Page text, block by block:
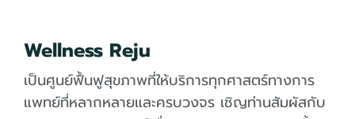
Wellness Reju
เป็นศูนย์ฟื้นฟูสุขภาพที่ให้บริการทุกศาสตร์ทางการ
แพทย์ที่หลากหลายและครบวงจร เชิญท่านสัมผัสกับ